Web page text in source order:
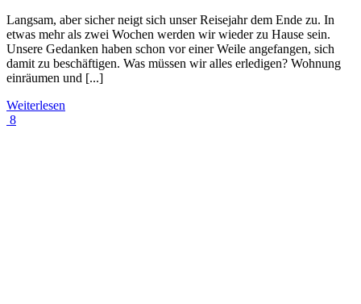
Langsam, aber sicher neigt sich unser Reisejahr dem Ende zu. In
etwas mehr als zwei Wochen werden wir wieder zu Hause sein.
Unsere Gedanken haben schon vor einer Weile angefangen, sich
damit zu beschäftigen. Was müssen wir alles erledigen? Wohnung
einräumen und [...]
Weiterlesen
8